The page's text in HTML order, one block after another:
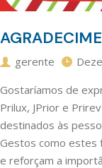
gerente
Gostaríamos de
Prilux, JPrior e
destinados às
Gestos como estes
e reforçam a